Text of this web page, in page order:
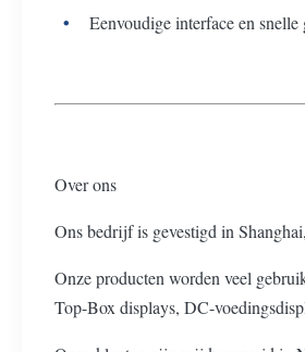
Eenvoudige interface en
Over ons
Ons bedrijf is gevestigd in
Onze producten worden veel
Top-Box displays, DC-